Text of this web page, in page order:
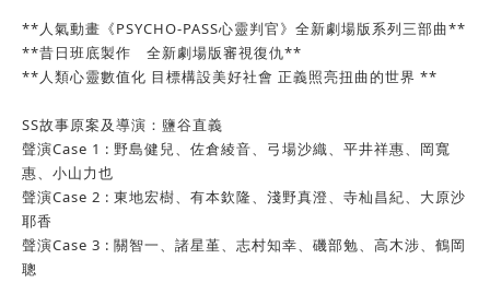
**人氣動畫《PSYCHO-PASS心靈判官》全新劇場版系列三部曲**
**昔日班底製作 全新劇場版審視復仇**
**人類心靈數值化 目標構設美好社會 正義照亮扭曲的世界 **
SS故事原案及導演： 鹽谷直義
聲演Case 1 : 野島健兒、佐倉綾音、弓場沙織、平井祥惠、岡寬
惠、小山力也
聲演Case 2 : 東地宏樹、有本欽隆、淺野真澄、寺杣昌紀、大原沙
耶香
聲演Case 3 : 關智一、諸星堇、志村知幸、磯部勉、高木涉、鶴岡
聰